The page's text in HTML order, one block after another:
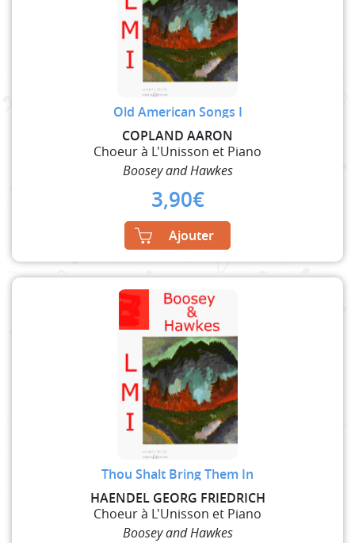
Old American Songs I
COPLAND AARON
Choeur à L'Unisson et Piano
Boosey and Hawkes
3,90€
Ajouter
Thou Shalt Bring Them In
HAENDEL GEORG FRIEDRICH
Choeur à L'Unisson et Piano
Boosey and Hawkes